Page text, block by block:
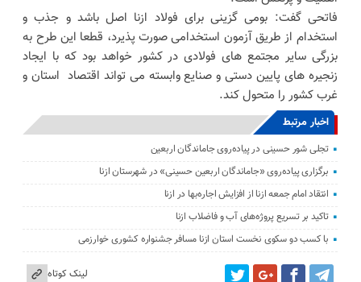
فاتحی گفت: بومی گزینی برای فولاد ازنا اصل باشد و جذب و
استخدام از طریق آزمون استخدامی صورت پذیرد، قطعا این طرح به
بزرگی سایر مجتمع های فولادی در کشور خواهد بود که با ایجاد
زنجیره های پایین دستی و صنایع وابسته می تواند اقتصاد استان و
غرب کشور را متحول کند.
اخبار مرتبط
تجلی شور حسینی در پیاده‌روی جاماندگان اربعین
برگزاری پیاده‌روی «جاماندگان اربعین حسینی» در شهرستان ازنا
انتقاد امام جمعه ازنا از افزایش اجاره‌بها در ازنا
تاکید بر تسریع پروژه‌های آب و فاضلاب ازنا
با کسب دو سکوی نخست استان ازنا مسافر جشنواره کشوری خوارزمی
لینک کوتاه